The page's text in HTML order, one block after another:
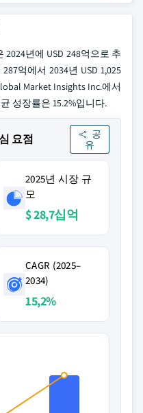
년에 USD 248억으로 추
억에서 2034년 USD 1,025
Market Insights Inc.에서
성장률은 15.2%입니다.
요점
공
유
2025년 시장 규
모
$ 28,7십억
CAGR (2025–
2034)
15,2%